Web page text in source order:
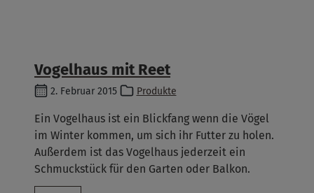
Vogelhaus mit Reet
2. Februar 2015 Produkte
Ein Vogelhaus ist ein Blickfang wenn die Vögel
im Winter kommen, um sich ihr Futter zu holen.
Außerdem ist das Vogelhaus jederzeit ein
Schmuckstück für den Garten oder Balkon.